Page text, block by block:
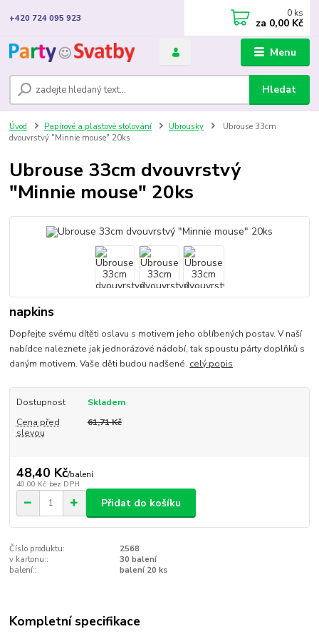
Menu
Hledat
+420 724 095 923 0 ks
za 0,00 Kč
Úvod Papírové a plastové stolování Ubrousky
Ubrouse 33cm
dvouvrstvý "Minnie mouse" 20ks
Ubrouse 33cm dvouvrstvý
"Minnie mouse" 20ks
napkins
Dopřejte svému dítěti oslavu s motivem jeho oblíbených postav. V naší
nabídce naleznete jak jednorázové nádobí, tak spoustu párty doplňků s
daným motivem. Vaše děti budou nadšené. celý popis
Dostupnost
Skladem
Cena před
slevou
61,71 Kč
48,40 Kč/balení
40,00 Kč bez DPH
Přidat do košíku
Číslo produktu:
2568
v kartonu::
30 balení
balení::
balení 20 ks
Kompletní specifikace